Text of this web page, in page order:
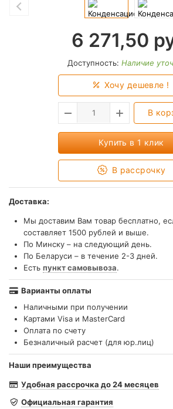
6 271,50
Доступность: Наличие
Хочу дешевле !
В
Купить в 1 клик
В рассрочку
Доставка:
Мы доставим Вам товар бесплатно,
составляет 1500 рублей и выше.
По Минску – на следующий день.
По Беларуси – в течение 2-3 дней.
Есть пункт самовывоза.
Варианты оплаты
Наличными при получении
Картами Visa и MasterCard
Оплата по счету
Безналичный расчет (для юр.лиц)
Наши преимущества
Удобная рассрочка до 24 месяцев
Официальная гарантия